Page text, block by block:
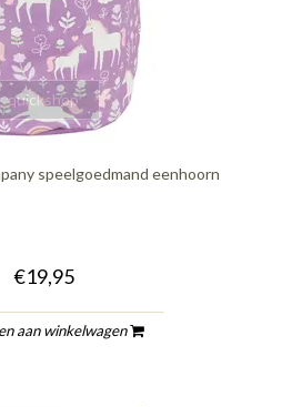
quickshop
speelgoedmand eenhoorn
€19,95
aan winkelwagen